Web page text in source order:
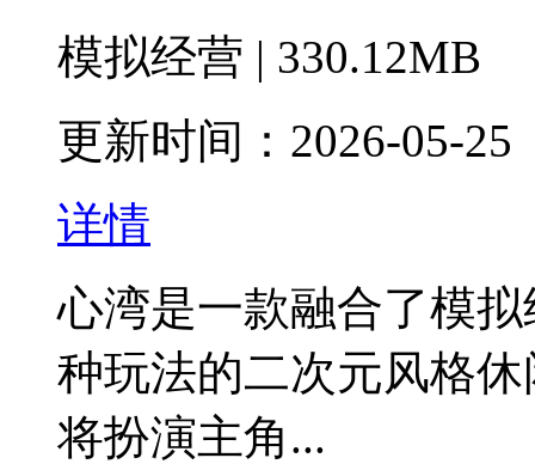
模拟经营 | 330.12MB
更新时间：2026-05-25
详情
心湾是一款融合了模
种玩法的二次元风格
将扮演主角...